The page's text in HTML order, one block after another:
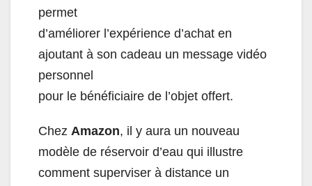
permet
d’améliorer l’expérience d’achat en
ajoutant à son cadeau un message vidéo
personnel
pour le bénéficiaire de l’objet offert.
Chez Amazon, il y aura un nouveau
modèle de réservoir d’eau qui illustre
comment superviser à distance un